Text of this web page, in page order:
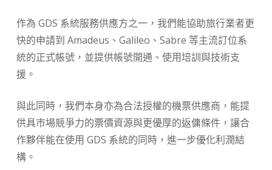
作為 GDS 系統服務供應方之一，我們能協助旅行業者更
快的申請到 Amadeus、Galileo、Sabre 等主流訂位系
統的正式帳號，並提供帳號開通、使用培訓與技術支
援。
與此同時，我們本身亦為合法授權的機票供應商，能提
供具市場競爭力的票價資源與更優厚的返傭條件，讓合
作夥伴能在使用 GDS 系統的同時，進一步優化利潤結
構。